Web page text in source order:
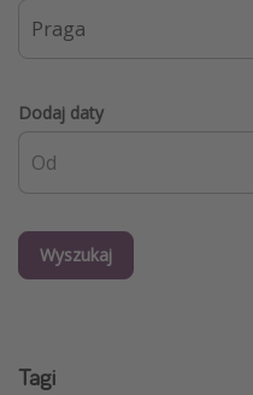
Dodaj daty
Wyszukaj
Tagi